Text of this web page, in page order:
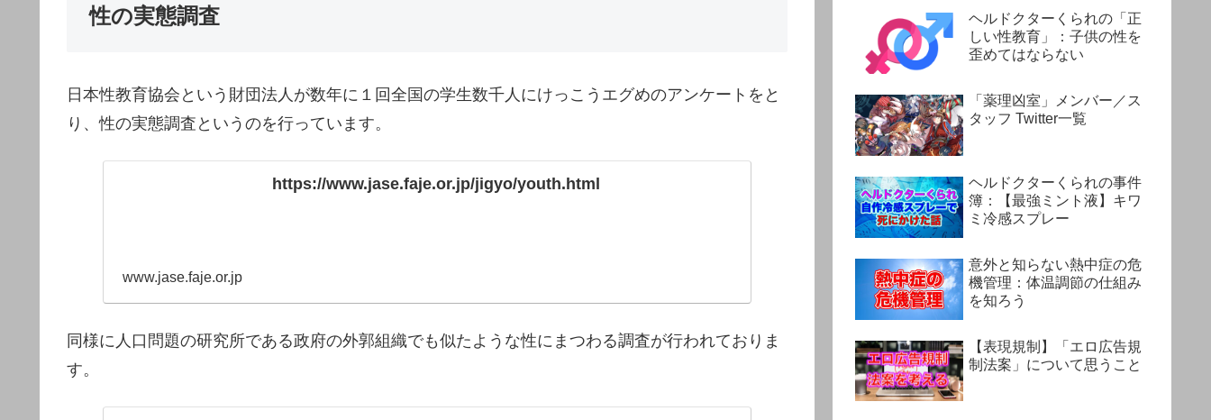
性の実態調査
日本性教育協会という財団法人が数年に１回全国の学生数千人にけっこうエグめのアンケートをと
り、性の実態調査というのを行っています。
https://www.jase.faje.or.jp/jigyo/youth.html
www.jase.faje.or.jp
同様に人口問題の研究所である政府の外郭組織でも似たような性にまつわる調査が行われておりま
す。
ヘルドクターくられの「正
しい性教育」：子供の性を
歪めてはならない
「薬理凶室」メンバー／ス
タッフ Twitter一覧
ヘルドクターくられの事件
簿：【最強ミント液】キワ
ミ冷感スプレー
意外と知らない熱中症の危
機管理：体温調節の仕組み
を知ろう
【表現規制】「エロ広告規
制法案」について思うこと